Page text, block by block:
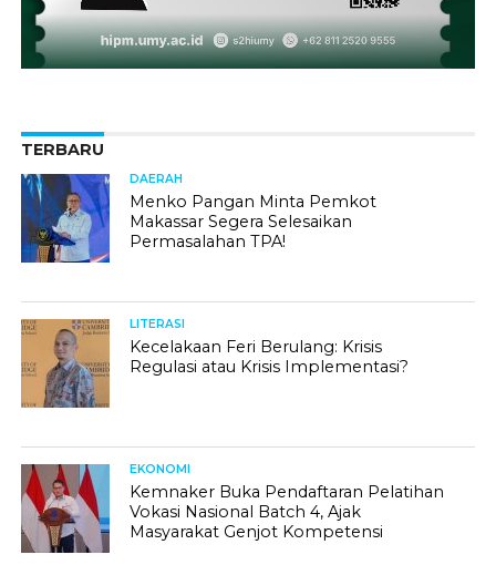
TERBARU
DAERAH
Menko Pangan Minta Pemkot
Makassar Segera Selesaikan
Permasalahan TPA!
LITERASI
Kecelakaan Feri Berulang: Krisis
Regulasi atau Krisis Implementasi?
EKONOMI
Kemnaker Buka Pendaftaran Pelatihan
Vokasi Nasional Batch 4, Ajak
Masyarakat Genjot Kompetensi